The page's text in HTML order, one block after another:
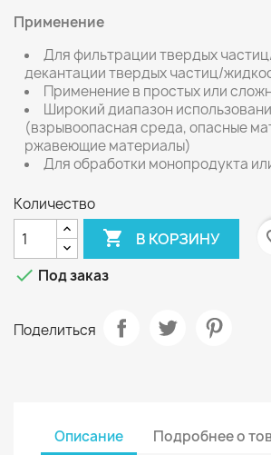
Применение
Для фильтрации твердых
декантации твердых частиц/
Применение в простых или
Широкий диапазон
(взрывоопасная среда, опасные
ржавеющие материалы)
Для обработки монопродукта
Количество
 В КОРЗИНУ
 Под заказ
Поделиться
Описание Подробнее о